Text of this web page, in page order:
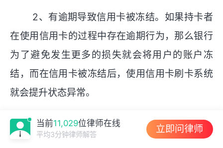
2、有逾期导致信用卡被冻结。如果持卡者
在使用信用卡的过程中存在逾期行为，那么银行
为了避免发生更多的损失就会将用户的账户冻
结，而在信用卡被冻结后，使用信用卡刷卡系统
就会提升状态异常。
3、有盗刷风险。如果在使用信用卡交易
时，交易状态出现了异常，让银行系统认为用户
当前11,029位律师在线
平均3分钟律师解答 立即问律师